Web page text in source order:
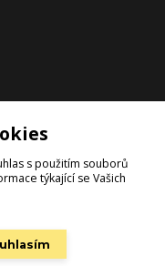
s použitím souborů
týkající se Vašich